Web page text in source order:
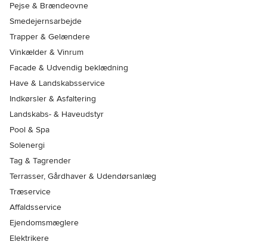
Pejse & Brændeovne
Smedejernsarbejde
Trapper & Gelændere
Vinkælder & Vinrum
Facade & Udvendig beklædning
Have & Landskabsservice
Indkørsler & Asfaltering
Landskabs- & Haveudstyr
Pool & Spa
Solenergi
Tag & Tagrender
Terrasser, Gårdhaver & Udendørsanlæg
Træservice
Affaldsservice
Ejendomsmæglere
Elektrikere